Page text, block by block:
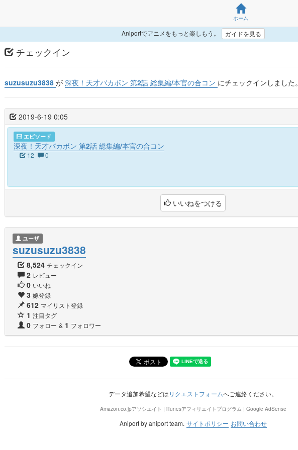
ホーム
Aniportでアニメをもっと楽しもう。 ガイドを見る
チェックイン
suzusuzu3838 が 深夜！天才バカボン 第2話 総集編/本官の合コン にチェックインしました。
2019-6-19 0:05
エピソード
深夜！天才バカボン 第2話 総集編/本官の合コン
12 0
いいねをつける
ユーザ
suzusuzu3838
8,524 チェックイン
2 レビュー
0 いいね
3 嫁登録
612 マイリスト登録
1 注目タグ
0 フォロー & 1 フォロワー
データ追加希望などはリクエストフォームへご連絡ください。
Amazon.co.jpアソシエイト | iTunesアフィリエイトプログラム | Google AdSense
Aniport by aniport team. サイトポリシー お問い合わせ